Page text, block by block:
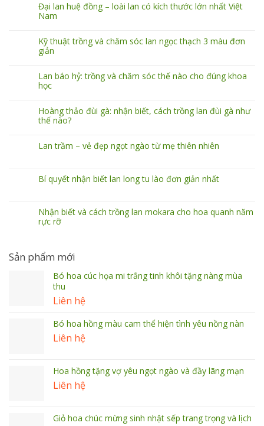
Đại lan huệ đồng – loài lan có kích thước lớn nhất Việt
Nam
Kỹ thuật trồng và chăm sóc lan ngọc thạch 3 màu đơn
giản
Lan báo hỷ: trồng và chăm sóc thế nào cho đúng khoa
học
Hoàng thảo đùi gà: nhận biết, cách trồng lan đùi gà như
thế nào?
Lan trầm – vẻ đẹp ngọt ngào từ mẹ thiên nhiên
Bí quyết nhận biết lan long tu lào đơn giản nhất
Nhận biết và cách trồng lan mokara cho hoa quanh năm
rực rỡ
Sản phẩm mới
Bó hoa cúc họa mi trắng tinh khôi tặng nàng mùa
thu
Liên hệ
Bó hoa hồng màu cam thể hiện tình yêu nồng nàn
Liên hệ
Hoa hồng tặng vợ yêu ngọt ngào và đầy lãng mạn
Liên hệ
Giỏ hoa chúc mừng sinh nhật sếp trang trọng và lịch